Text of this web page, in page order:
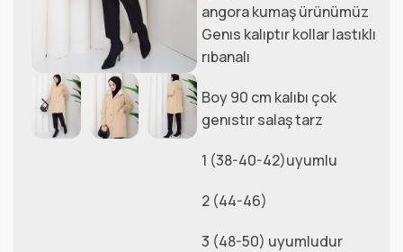
angora kumaş ürünümüz
Genıs kalıptır kollar lastıklı
rıbanalı
Boy 90 cm kalıbı çok
genıstır salaş tarz
1 (38-40-42)uyumlu
2 (44-46)
3 (48-50) uyumludur